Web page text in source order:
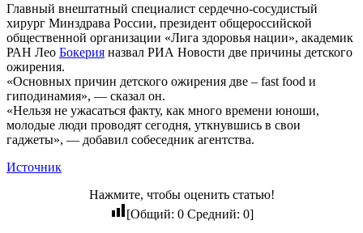
Главный внештатный специалист сердечно-сосудистый
хирург Минздрава России, президент общероссийской
общественной организации «Лига здоровья нации», академик
РАН Лео Бокерия назвал РИА Новости две причины детского
ожирения.
«Основных причин детского ожирения две – fast food и
гиподинамия», — сказал он.
«Нельзя не ужасаться факту, как много времени юноши,
молодые люди проводят сегодня, уткнувшись в свои
гаджеты», — добавил собеседник агентства.
Источник
Нажмите, чтобы оценить статью!
[Общий: 0Средний: 0]